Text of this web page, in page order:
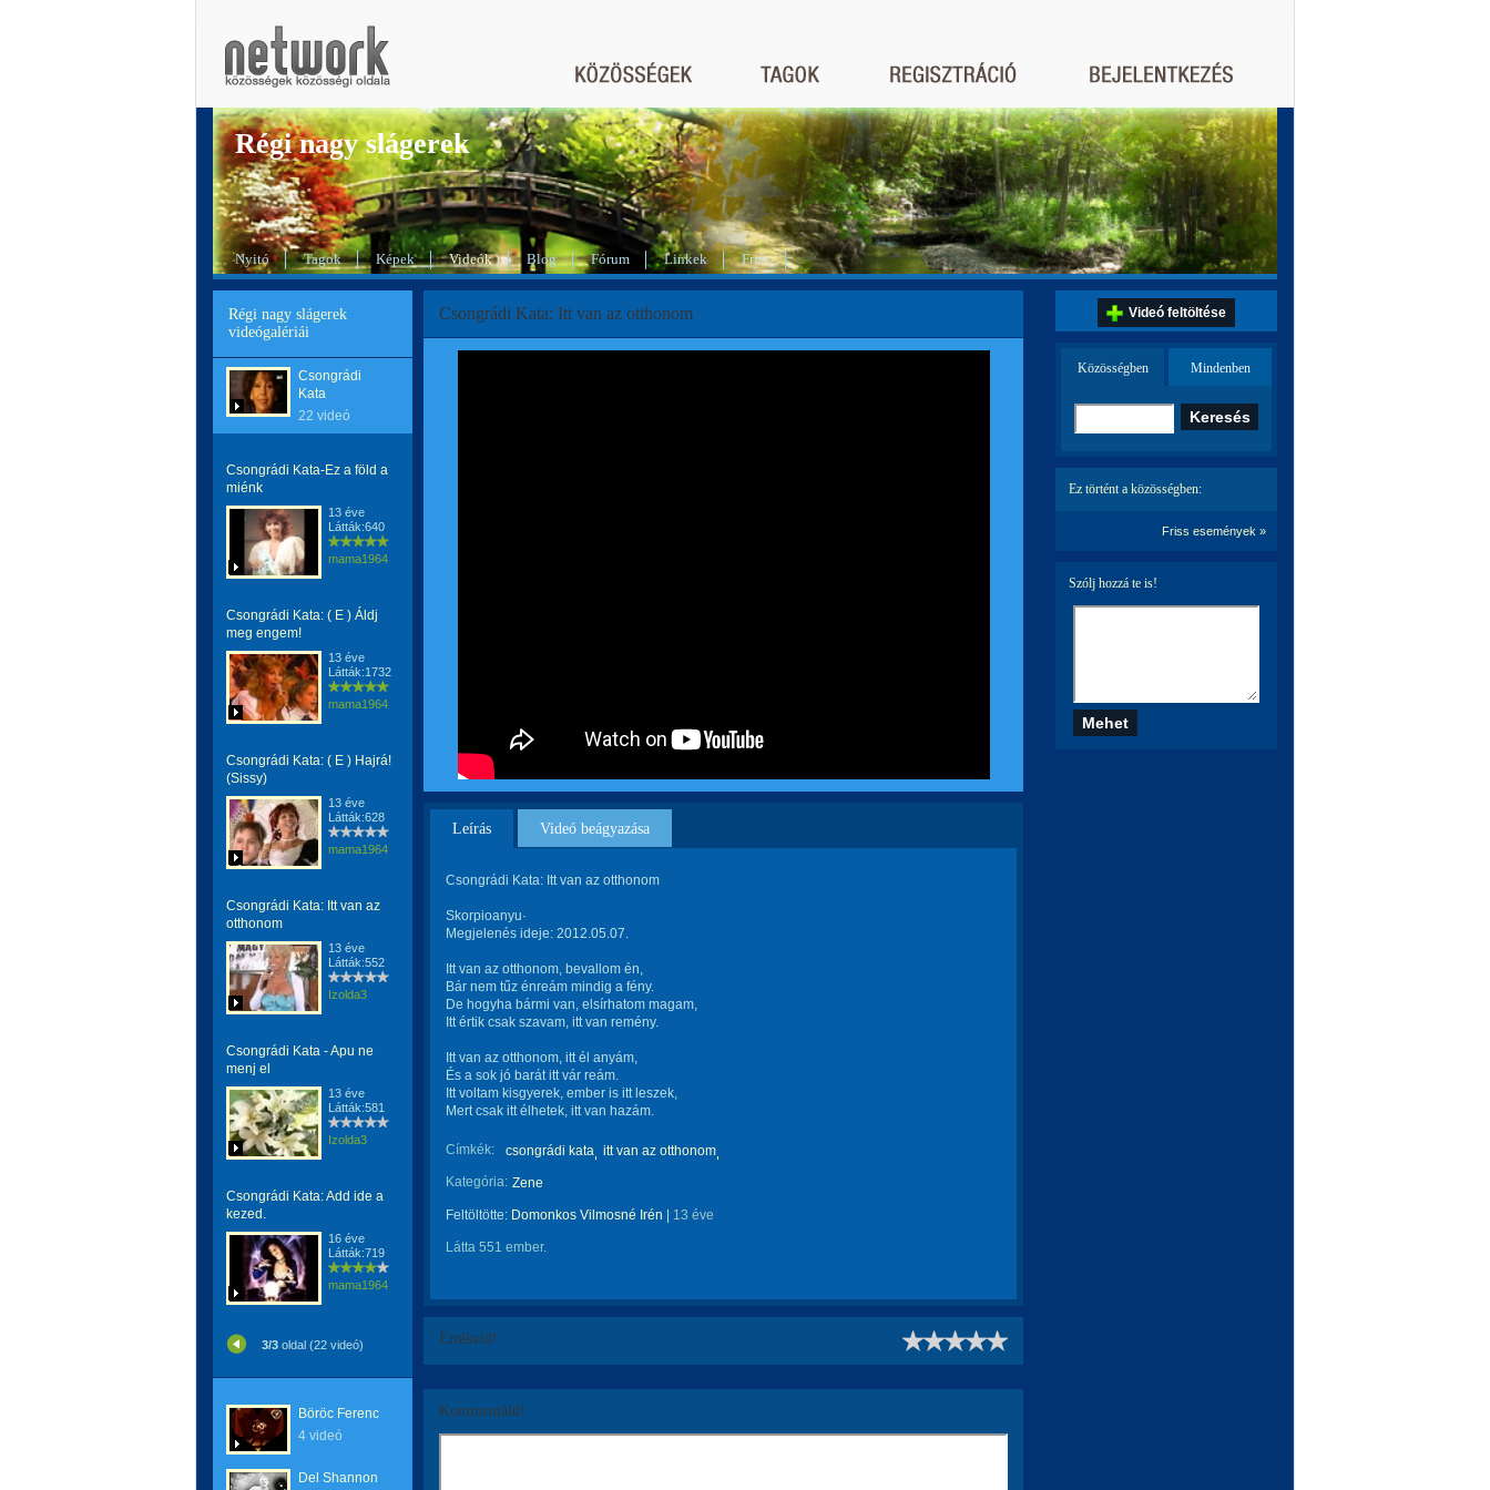
Régi nagy slágerek
Nyitó Tagok Képek Videók Blog Fórum Linkek Friss
Régi nagy slágerek
videógalériái
Csongrádi
Kata
22 videó
Csongrádi Kata-Ez a föld a
miénk
13 éve
Látták:640
mama1964
Csongrádi Kata: ( E ) Áldj
meg engem!
13 éve
Látták:1732
mama1964
Csongrádi Kata: ( E ) Hajrá!
(Sissy)
13 éve
Látták:628
mama1964
Csongrádi Kata: Itt van az
otthonom
13 éve
Látták:552
Izolda3
Csongrádi Kata - Apu ne
menj el
13 éve
Látták:581
Izolda3
Csongrádi Kata: Add ide a
kezed.
16 éve
Látták:719
mama1964
3/3 oldal (22 videó)
Böröc Ferenc
4 videó
Del Shannon
Csongrádi Kata: Itt van az otthonom
Leírás Videó beágyazása
Csongrádi Kata: Itt van az otthonom
Skorpioanyu·
Megjelenés ideje: 2012.05.07.
Itt van az otthonom, bevallom én,
Bár nem tűz énreám mindig a fény.
De hogyha bármi van, elsírhatom magam,
Itt értik csak szavam, itt van remény.
Itt van az otthonom, itt él anyám,
És a sok jó barát itt vár reám.
Itt voltam kisgyerek, ember is itt leszek,
Mert csak itt élhetek, itt van hazám.
Címkék: csongrádi kata itt van az otthonom
Kategória: Zene
Feltöltötte: Domonkos Vilmosné Irén 13 éve
Látta 551 ember.
Értékeld!
Kommentáld!
Videó feltöltése
Közösségben Mindenben
Ez történt a közösségben:
Friss események »
Szólj hozzá te is!